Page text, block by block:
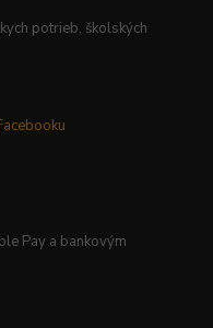
potrieb, školských
Pay a bankovým